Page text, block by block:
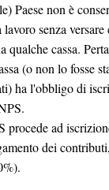
Paese non è
senza
qualche cassa.
(o non lo fosse
ha l'obbligo di
procede ad
dei